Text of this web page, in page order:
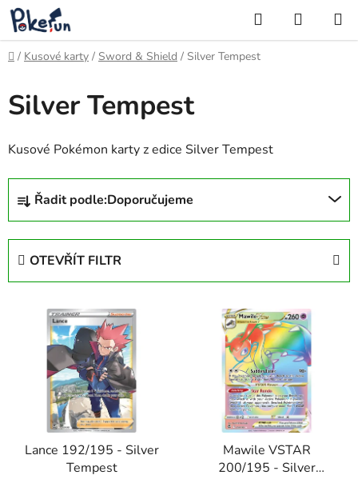
Přejít
na
obsah
Hledat
KOŠÍK
Domů
/ Kusové karty / Sword & Shield / Silver Tempest
Silver Tempest
Kusové Pokémon karty z edice Silver Tempest
Ř
z
Řadit podle:Doporučujeme
OTEVŘÍT FILTR
Lance 192/195 - Silver
Tempest
Mawile VSTAR
200/195 - Silver